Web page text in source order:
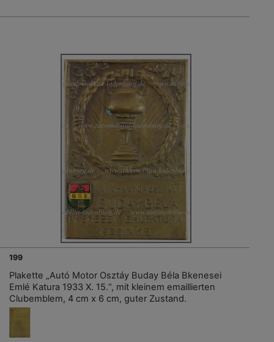
199
Plakette „Autó Motor Osztáy Buday Béla Bkenesei
Emlé Katura 1933 X. 15.“, mit kleinem emaillierten
Clubemblem, 4 cm x 6 cm, guter Zustand.